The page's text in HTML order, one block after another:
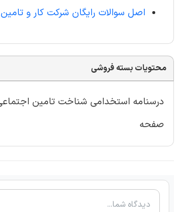
اصل سوالات رایگان شرکت کار و تامین
محتویات بسته فروشی
صفحه